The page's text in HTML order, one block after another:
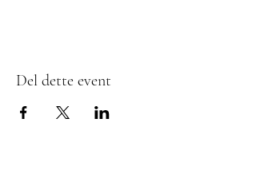
Del dette event